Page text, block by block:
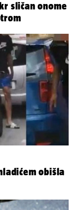
sličan onome
obišla